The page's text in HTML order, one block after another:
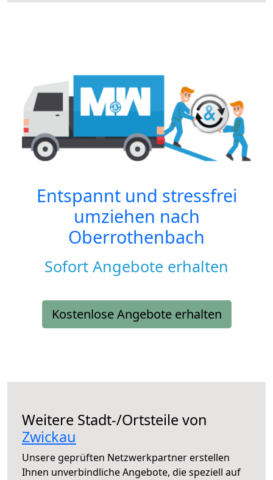
Entspannt und stressfrei
umziehen nach
Oberrothenbach
Sofort Angebote erhalten
Kostenlose Angebote erhalten
Weitere Stadt-/Ortsteile von
Zwickau
Unsere geprüften Netzwerkpartner erstellen
Ihnen unverbindliche Angebote, die speziell auf